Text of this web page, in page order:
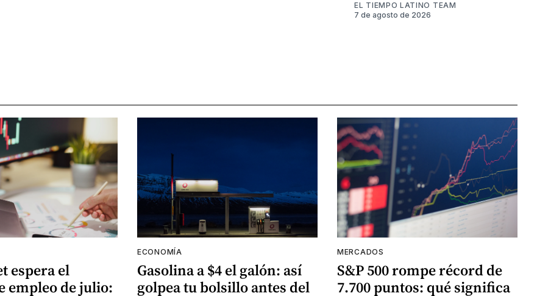
EL TIEMPO LATINO TEAM
7 de agosto de 2026
espera el
empleo de julio:
ECONOMÍA
Gasolina a $4 el galón: así
golpea tu bolsillo antes del
MERCADOS
S&P 500 rompe récord de
7.700 puntos: qué significa